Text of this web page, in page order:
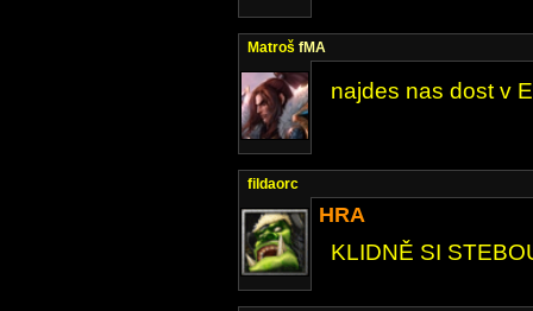
Matroš fMA
najdes nas dost v
fildaorc
HRA
KLIDNĚ SI